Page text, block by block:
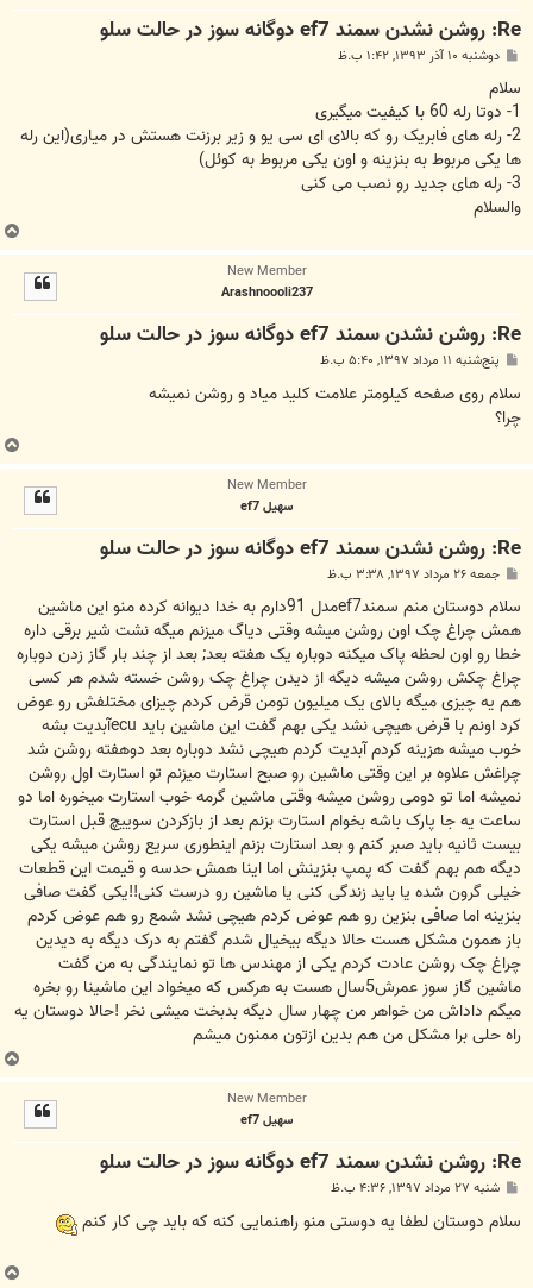
Re: روشن نشدن سمند ef7 دوگانه سوز در حالت سلو
پ
ت
دوشنبه ۱۰ آذر ۱۳۹۳, ۱:۴۲ ب.ظ
سلام
1- دوتا رله 60 با کیفیت میگیری
2- رله های فابریک رو که بالای ای سی یو و زیر برزنت هستش در میاری(این رله
ها یکی مربوط به بنزینه و اون یکی مربوط به کوئل)
3- رله های جدید رو نصب می کنی
والسلام
ب
ا
New Member
Arashnoooli237
Re: روشن نشدن سمند ef7 دوگانه سوز در حالت سلو
پ
ت
پنج‌شنبه ۱۱ مرداد ۱۳۹۷, ۵:۴۰ ب.ظ
سلام روی صفحه کیلومتر علامت کلید میاد و روشن نمیشه
چرا؟
ب
ا
New Member
سهیل ef7
Re: روشن نشدن سمند ef7 دوگانه سوز در حالت سلو
پ
ت
جمعه ۲۶ مرداد ۱۳۹۷, ۳:۳۸ ب.ظ
سلام دوستان منم سمندef7مدل 91دارم به خدا دیوانه کرده منو این ماشین
همش چراغ چک اون روشن میشه وقتی دیاگ میزنم میگه نشت شیر برقی داره
خطا رو اون لحظه پاک میکنه دوباره یک هفته بعد; بعد از چند بار گاز زدن دوباره
چراغ چکش روشن میشه دیگه از دیدن چراغ چک روشن خسته شدم هر کسی
هم یه چیزی میگه بالای یک میلیون تومن قرض کردم چیزای مختلفش رو عوض
کرد اونم با قرض هیچی نشد یکی بهم گفت این ماشین باید ecuآبدیت بشه
خوب میشه هزینه کردم آبدیت کردم هیچی نشد دوباره بعد دوهفته روشن شد
چراغش علاوه بر این وقتی ماشین رو صبح استارت میزنم تو استارت اول روشن
نمیشه اما تو دومی روشن میشه وقتی ماشین گرمه خوب استارت میخوره اما دو
ساعت یه جا پارک باشه بخوام استارت بزنم بعد از بازکردن سوییچ قبل استارت
بیست ثانیه باید صبر کنم و بعد استارت بزنم اینطوری سریع روشن میشه یکی
دیگه هم بهم گفت که پمپ بنزینش اما اینا همش حدسه و قیمت این قطعات
خیلی گرون شده یا باید زندگی کنی یا ماشین رو درست کنی!!یکی گفت صافی
بنزینه اما صافی بنزین رو هم عوض کردم هیچی نشد شمع رو هم عوض کردم
باز همون مشکل هست حالا دیگه بیخیال شدم گفتم به درک دیگه به دیدین
چراغ چک روشن عادت کردم یکی از مهندس ها تو نمایندگی به من گفت
ماشین گاز سوز عمرش5سال هست به هرکس که میخواد این ماشینا رو بخره
میگم داداش من خواهر من چهار سال دیگه بدبخت میشی نخر !حالا دوستان یه
راه حلی برا مشکل من هم بدین ازتون ممنون میشم
ب
ا
New Member
سهیل ef7
Re: روشن نشدن سمند ef7 دوگانه سوز در حالت سلو
پ
ت
شنبه ۲۷ مرداد ۱۳۹۷, ۴:۳۶ ب.ظ
سلام دوستان لطفا یه دوستی منو راهنمایی کنه که باید چی کار کنم
ب